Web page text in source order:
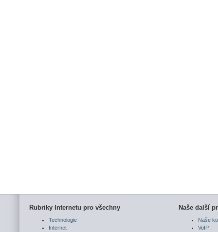
Rubriky Internetu pro všechny
Technologie
Internet
Naše další
Naše
VoIP